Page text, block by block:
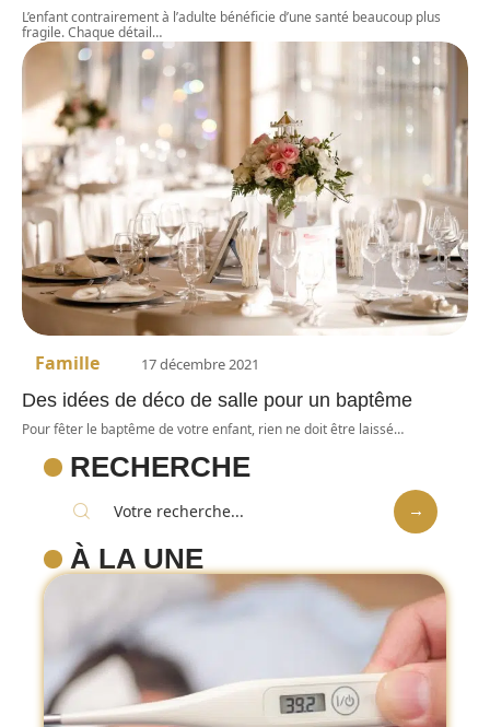
L’enfant contrairement à l’adulte bénéficie d’une santé beaucoup plus
fragile. Chaque détail…
Famille 17 décembre 2021
Des idées de déco de salle pour un baptême
Pour fêter le baptême de votre enfant, rien ne doit être laissé…
RECHERCHE
À LA UNE